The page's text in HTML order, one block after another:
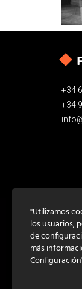
+34
+34
"Utilizamos
los usuarios,
de
más